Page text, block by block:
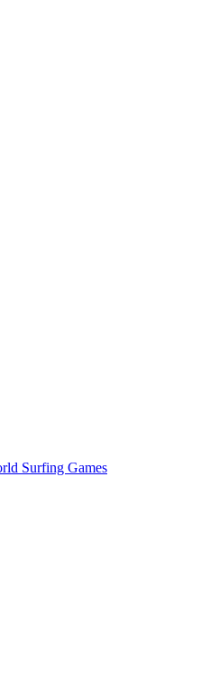
Surfing Games